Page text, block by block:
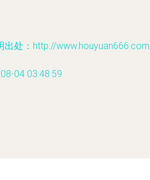
出处：http://
04 03:48:59